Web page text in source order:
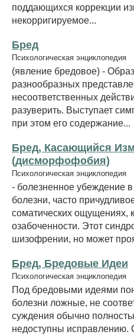
поддающихся коррекции
некорригируемое...
Бред
Психологическая энциклопедия
(явление бредовое) -
разнообразных
несоответственных
разуверить. Выступает
при этом его содержание...
Бред, Касающийся
(дисморфофобия)
Психологическая энциклопедия
- болезненное убеждение
болезни, часто
соматических ощущениях,
озабоченности. Этот
шизофрении, но может
Бред, Бредовые Идеи
Психологическая энциклопедия
Под бредовыми идеями
болезни ложные, не
суждения обычно
недоступны исправлению.